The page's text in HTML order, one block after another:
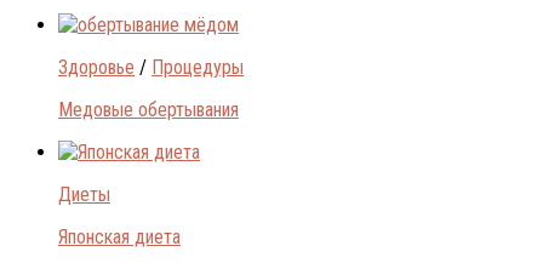
Здоровье / Процедуры
Медовые обертывания
Диеты
Японская диета